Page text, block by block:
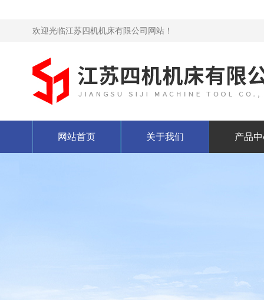
欢迎光临江苏四机机床有限公司网站！
网站首页 关于我们 产品